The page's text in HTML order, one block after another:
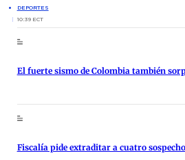
DEPORTES
10:39 ECT
El fuerte sismo de Colombia también
Fiscalía pide extraditar a cuatro